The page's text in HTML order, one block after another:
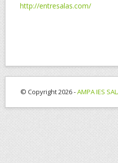
http://entresalas.com/
© Copyright 2026 -AMPA IES